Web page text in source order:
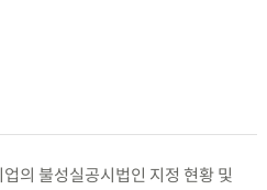
의 불성실공시법인 지정 현황 및